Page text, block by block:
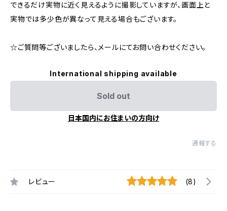
できるだけ実物に近く見えるように撮影していますが、画面上と
実物では多少色が異なって見える場合もございます。
☆ご質問等ございましたら、メールにてお問い合わせください。
International shipping available
Sold out
日本国内にお住まいの方向け
通報する
レビュー (8)